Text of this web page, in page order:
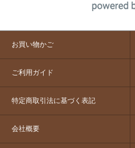
お買い物かご
ご利用ガイド
特定商取引法に基づく表記
会社概要